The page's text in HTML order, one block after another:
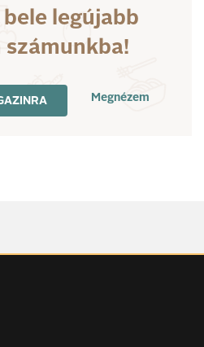
legújabb
számunkba!
Megnézem